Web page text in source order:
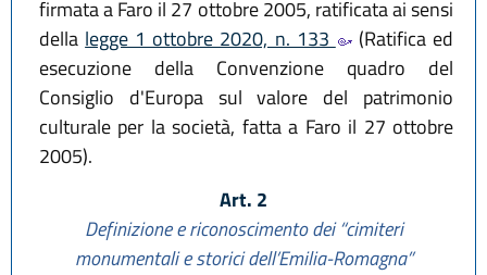
firmata a Faro il 27 ottobre 2005, ratificata ai sensi
della legge 1 ottobre 2020, n. 133
(Ratifica ed
esecuzione della Convenzione quadro del
Consiglio d'Europa sul valore del patrimonio
culturale per la società, fatta a Faro il 27 ottobre
2005).
Art. 2
Definizione e riconoscimento dei “cimiteri
monumentali e storici dell’Emilia-Romagna”